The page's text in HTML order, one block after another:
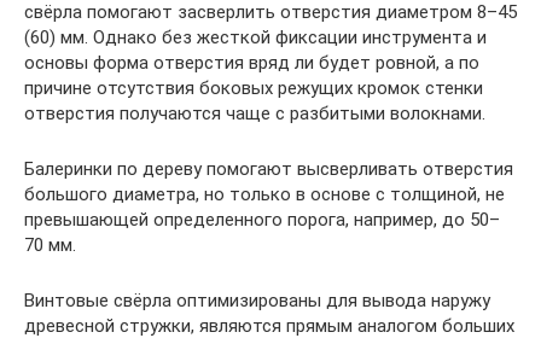
свёрла помогают засверлить отверстия диаметром 8–45
(60) мм. Однако без жесткой фиксации инструмента и
основы форма отверстия вряд ли будет ровной, а по
причине отсутствия боковых режущих кромок стенки
отверстия получаются чаще с разбитыми волокнами.
Балеринки по дереву помогают высверливать отверстия
большого диаметра, но только в основе с толщиной, не
превышающей определенного порога, например, до 50–
70 мм.
Винтовые свёрла оптимизированы для вывода наружу
древесной стружки, являются прямым аналогом больших